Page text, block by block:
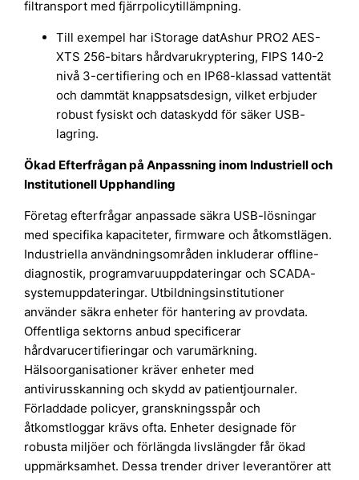
filtransport med fjärrpolicytillämpning.
Till exempel har iStorage datAshur PRO2 AES-
XTS 256-bitars hårdvarukryptering, FIPS 140-2
nivå 3-certifiering och en IP68-klassad vattentät
och dammtät knappsatsdesign, vilket erbjuder
robust fysiskt och dataskydd för säker USB-
lagring.
Ökad Efterfrågan på Anpassning inom Industriell och
Institutionell Upphandling
Företag efterfrågar anpassade säkra USB-lösningar
med specifika kapaciteter, firmware och åtkomstlägen.
Industriella användningsområden inkluderar offline-
diagnostik, programvaruuppdateringar och SCADA-
systemuppdateringar. Utbildningsinstitutioner
använder säkra enheter för hantering av provdata.
Offentliga sektorns anbud specificerar
hårdvarucertifieringar och varumärkning.
Hälsoorganisationer kräver enheter med
antivirusskanning och skydd av patientjournaler.
Förladdade policyer, granskningsspår och
åtkomstloggar krävs ofta. Enheter designade för
robusta miljöer och förlängda livslängder får ökad
uppmärksamhet. Dessa trender driver leverantörer att